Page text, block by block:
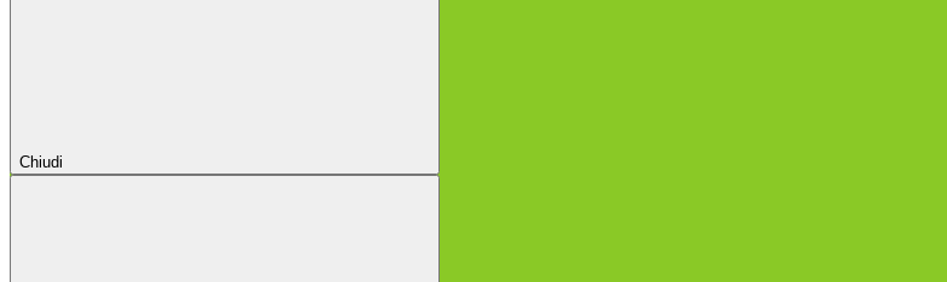
Chiudi